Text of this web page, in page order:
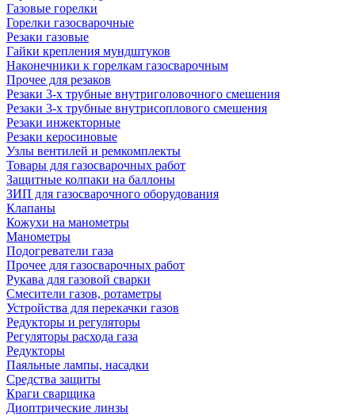
Газовые горелки
Горелки газосварочные
Резаки газовые
Гайки крепления мундштуков
Наконечники к горелкам газосварочным
Прочее для резаков
Резаки 3-х трубные внутриголовочного смешения
Резаки 3-х трубные внутрисоплового смешения
Резаки инжекторные
Резаки керосиновые
Узлы вентилей и ремкомплекты
Товары для газосварочных работ
Защитные колпаки на баллоны
ЗИП для газосварочного оборудования
Клапаны
Кожухи на манометры
Манометры
Подогреватели газа
Прочее для газосварочных работ
Рукава для газовой сварки
Смесители газов, ротаметры
Устройства для перекачки газов
Редукторы и регуляторы
Регуляторы расхода газа
Редукторы
Паяльные лампы, насадки
Средства защиты
Краги сварщика
Диоптрические линзы